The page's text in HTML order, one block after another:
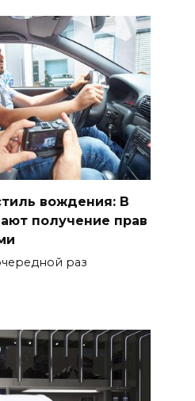
вождения: В
получение прав
раз